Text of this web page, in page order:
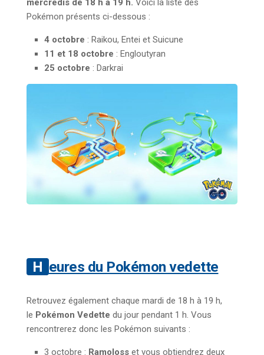
mercredis de 18 h à 19 h. Voici la liste des
Pokémon présents ci-dessous :
4 octobre : Raikou, Entei et Suicune
11 et 18 octobre : Engloutyran
25 octobre : Darkrai
Heures du Pokémon vedette
Retrouvez également chaque mardi de 18 h à 19 h,
le Pokémon Vedette du jour pendant 1 h. Vous
rencontrerez donc les Pokémon suivants :
3 octobre : Ramoloss et vous obtiendrez deux